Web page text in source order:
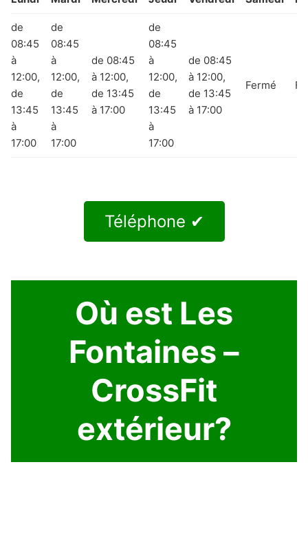
de
08:45
à
12:00,
de
13:45
à
17:00
de
08:45
à
12:00,
de
13:45
à
17:00
de 08:45
à 12:00,
de 13:45
à 17:00
de
08:45
à
12:00,
de
13:45
à
17:00
de 08:45
à 12:00,
de 13:45
à 17:00
Fermé
Téléphone ✔
Où est Les
Fontaines –
CrossFit
extérieur?